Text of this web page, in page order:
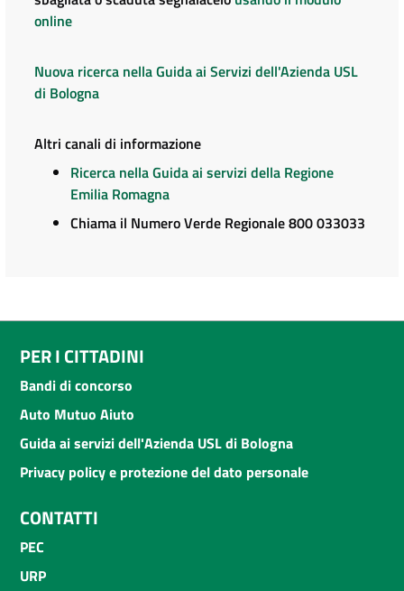
online
Nuova ricerca nella Guida ai Servizi dell'Azienda USL
di Bologna
Altri canali di informazione
Ricerca nella Guida ai servizi della Regione
Emilia Romagna
Chiama il Numero Verde Regionale 800 033033
PER I CITTADINI
Bandi di concorso
Auto Mutuo Aiuto
Guida ai servizi dell'Azienda USL di Bologna
Privacy policy e protezione del dato personale
CONTATTI
PEC
URP